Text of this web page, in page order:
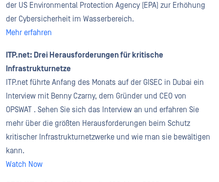
der US Environmental Protection Agency (EPA) zur Erhöhung
der Cybersicherheit im Wasserbereich.
Mehr erfahren
ITP.net: Drei Herausforderungen für kritische
Infrastrukturnetze
ITP.net führte Anfang des Monats auf der GISEC in Dubai ein
Interview mit Benny Czarny, dem Gründer und CEO von
OPSWAT . Sehen Sie sich das Interview an und erfahren Sie
mehr über die größten Herausforderungen beim Schutz
kritischer Infrastrukturnetzwerke und wie man sie bewältigen
kann.
Watch Now